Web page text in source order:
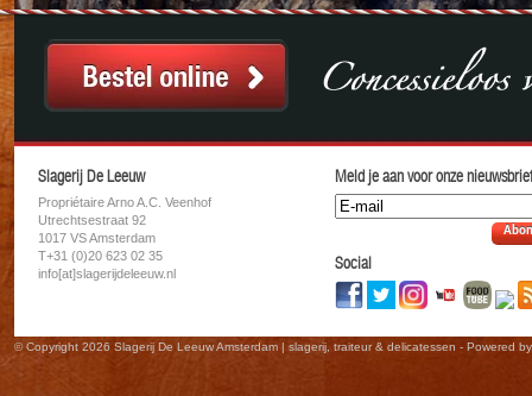
Slagerij De Leeuw
Propriétaire Arno A.C. Veenhof
Utrechtsestraat 92
1017 VS Amsterdam
T+31 (0)20 623 02 35
info[at]slagerijdeleeuw.nl
Meld je aan voor onze
Social
© Copyright 2026 Slagerij De Leeuw Amsterdam | slagerij, traiteur & delicatessen - Powered